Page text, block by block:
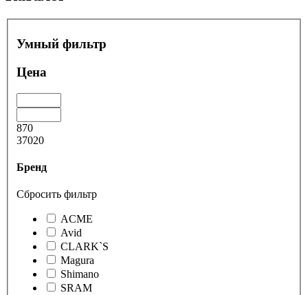
Умный фильтр
Цена
870
37020
Бренд
Сбросить фильтр
ACME
Avid
CLARK`S
Magura
Shimano
SRAM